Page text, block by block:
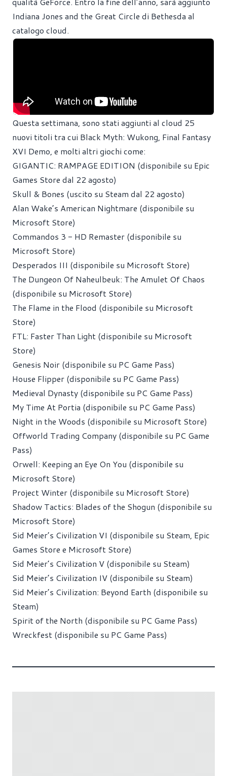
Indiana Jones and the Great Circle di Bethesda al
catalogo cloud.
Questa settimana, sono stati aggiunti al cloud 25
nuovi titoli tra cui Black Myth: Wukong, Final Fantasy
XVI Demo, e molti altri giochi come:
GIGANTIC: RAMPAGE EDITION (disponibile su Epic
Games Store dal 22 agosto)
Skull & Bones (uscito su Steam dal 22 agosto)
Alan Wake’s American Nightmare (disponibile su
Microsoft Store)
Commandos 3 - HD Remaster (disponibile su
Microsoft Store)
Desperados III (disponibile su Microsoft Store)
The Dungeon Of Naheulbeuk: The Amulet Of Chaos
(disponibile su Microsoft Store)
The Flame in the Flood (disponibile su Microsoft
Store)
FTL: Faster Than Light (disponibile su Microsoft
Store)
Genesis Noir (disponibile su PC Game Pass)
House Flipper (disponibile su PC Game Pass)
Medieval Dynasty (disponibile su PC Game Pass)
My Time At Portia (disponibile su PC Game Pass)
Night in the Woods (disponibile su Microsoft Store)
Offworld Trading Company (disponibile su PC Game
Pass)
Orwell: Keeping an Eye On You (disponibile su
Microsoft Store)
Project Winter (disponibile su Microsoft Store)
Shadow Tactics: Blades of the Shogun (disponibile su
Microsoft Store)
Sid Meier’s Civilization VI (disponibile su Steam, Epic
Games Store e Microsoft Store)
Sid Meier’s Civilization V (disponibile su Steam)
Sid Meier’s Civilization IV (disponibile su Steam)
Sid Meier’s Civilization: Beyond Earth (disponibile su
Steam)
Spirit of the North (disponibile su PC Game Pass)
Wreckfest (disponibile su PC Game Pass)